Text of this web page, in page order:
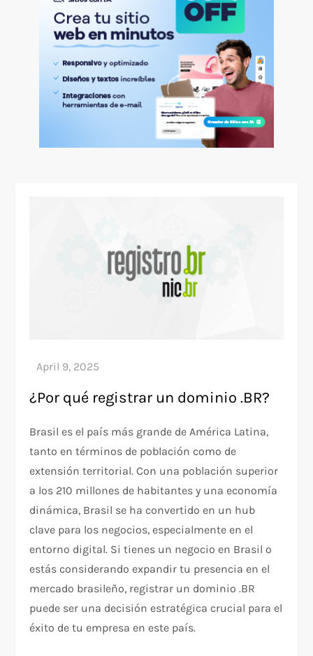
¿Por qué registrar un dominio .BR?
Brasil es el país más grande de América Latina,
tanto en términos de población como de
extensión territorial. Con una población superior
a los 210 millones de habitantes y una economía
dinámica, Brasil se ha convertido en un hub
clave para los negocios, especialmente en el
entorno digital. Si tienes un negocio en Brasil o
estás considerando expandir tu presencia en el
mercado brasileño, registrar un dominio .BR
puede ser una decisión estratégica crucial para el
éxito de tu empresa en este país.